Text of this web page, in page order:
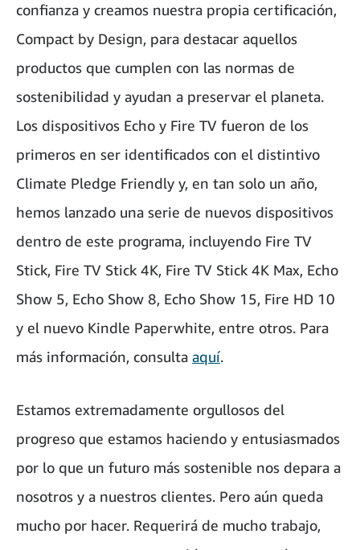
confianza y creamos nuestra propia certificación,
Compact by Design, para destacar aquellos
productos que cumplen con las normas de
sostenibilidad y ayudan a preservar el planeta.
Los dispositivos Echo y Fire TV fueron de los
primeros en ser identificados con el distintivo
Climate Pledge Friendly y, en tan solo un año,
hemos lanzado una serie de nuevos dispositivos
dentro de este programa, incluyendo Fire TV
Stick, Fire TV Stick 4K, Fire TV Stick 4K Max, Echo
Show 5, Echo Show 8, Echo Show 15, Fire HD 10
y el nuevo Kindle Paperwhite, entre otros. Para
más información, consulta aquí.
Estamos extremadamente orgullosos del
progreso que estamos haciendo y entusiasmados
por lo que un futuro más sostenible nos depara a
nosotros y a nuestros clientes. Pero aún queda
mucho por hacer. Requerirá de mucho trabajo,